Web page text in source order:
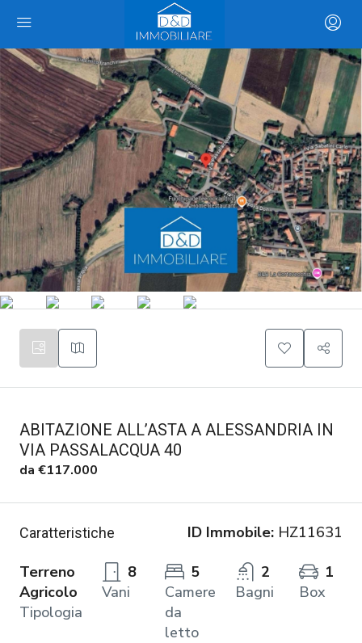
ABITAZIONE ALL’ASTA A ALESSANDRIA IN
VIA PASSALACQUA 40
da €117.000
Caratteristiche ID Immobile: HZ11631
Terreno
Agricolo
Tipologia
8
Vani
5
Camere
da
letto
2
Bagni
1
Box